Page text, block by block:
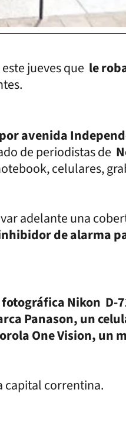
jueves que le
por avenida
de periodistas de
celulares,
adelante una
de alarma
Nikon D-
Panason, un
One Vision, un
capital correntina.